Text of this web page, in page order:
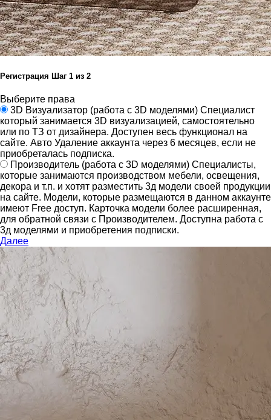
Регистрация Шаг 1 из 2
Выберите права
3D Визуализатор (работа с 3D моделями) Специалист
который занимается 3D визуализацией, самостоятельно
или по ТЗ от дизайнера. Доступен весь функционал на
сайте. Авто Удаление аккаунта через 6 месяцев, если не
приобреталась подписка.
Производитель (работа с 3D моделями) Специалисты,
которые занимаются производством мебели, освещения,
декора и т.п. и хотят разместить 3д модели своей продукции
на сайте. Модели, которые размещаются в данном аккаунте
имеют Free доступ. Карточка модели более расширенная,
для обратной связи с Производителем. Доступна работа с
3д моделями и приобретения подписки.
Далее